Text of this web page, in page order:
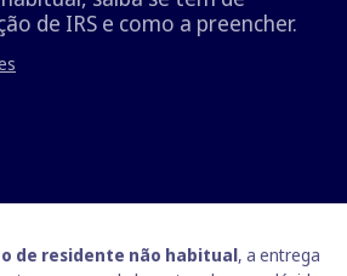
de IRS e como a preencher.
de residente não habitual, a entrega